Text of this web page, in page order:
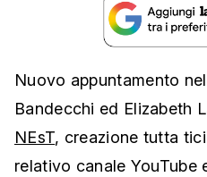
Nuovo appuntamento
Bandecchi ed Elizabeth
NEsT, creazione tutta
relativo canale YouTube